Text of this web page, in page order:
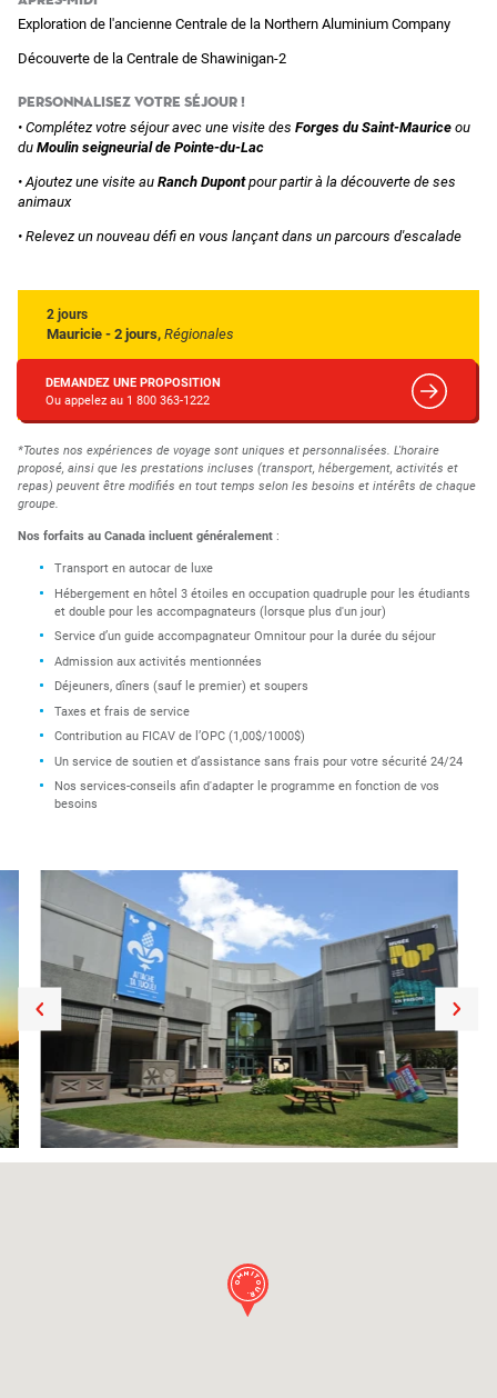
Exploration de l'ancienne Centrale de la Northern Aluminium Company
Découverte de la Centrale de Shawinigan-2
Personnalisez votre séjour !
• Complétez votre séjour avec une visite desForges du Saint-Mauriceou
duMoulin seigneurial de Pointe-du-Lac
• Ajoutez une visite auRanch Dupontpour partir à la découverte de ses
animaux
• Relevez un nouveau défi en vous lançant dans un parcours d'escalade
2 jours
Mauricie - 2 jours, Régionales
DEMANDEZ UNE PROPOSITION
Ou appelez au 1 800 363-1222
*Toutes nos expériences de voyage sont uniques et personnalisées. L'horaire
proposé, ainsi que les prestations incluses (transport, hébergement, activités et
repas) peuvent être modifiés en tout temps selon les besoins et intérêts de chaque
groupe.
Nos forfaits au Canada incluent généralement:
Transport en autocar de luxe
Hébergement en hôtel 3 étoiles en occupation quadruple pour les étudiants
et double pour les accompagnateurs (lorsque plus d'un jour)
Service d’un guide accompagnateur Omnitour pour la durée du séjour
Admission aux activités mentionnées
Déjeuners, dîners (sauf le premier) et soupers
Taxes et frais de service
Contribution au FICAV de l’OPC (1,00$/1000$)
Un service de soutien et d’assistance sans frais pour votre sécurité 24/24
Nos services-conseils afin d'adapter le programme en fonction de vos
besoins